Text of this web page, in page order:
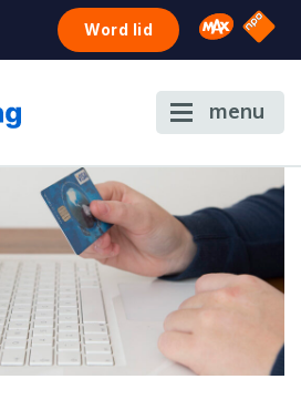
Word lid Omroep
NPO
menu